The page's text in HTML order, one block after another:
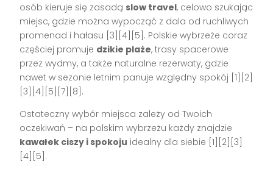
osób kieruje się zasadą slow travel, celowo szukając
miejsc, gdzie można wypocząć z dala od ruchliwych
promenad i hałasu [3][4][5]. Polskie wybrzeże coraz
częściej promuje dzikie plaże, trasy spacerowe
przez wydmy, a także naturalne rezerwaty, gdzie
nawet w sezonie letnim panuje względny spokój [1][2]
[3][4][5][7][8].
Ostateczny wybór miejsca zależy od Twoich
oczekiwań – na polskim wybrzeżu każdy znajdzie
kawałek ciszy i spokoju idealny dla siebie [1][2][3]
[4][5].